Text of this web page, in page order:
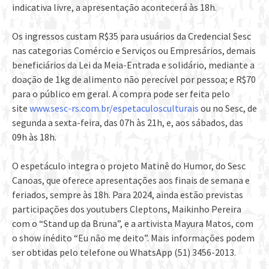
indicativa livre, a apresentação acontecerá às 18h.
Os ingressos custam R$35 para usuários da Credencial Sesc
nas categorias Comércio e Serviços ou Empresários, demais
beneficiários da Lei da Meia-Entrada e solidário, mediante a
doação de 1kg de alimento não perecível por pessoa; e R$70
para o público em geral. A compra pode ser feita pelo
site www.sesc-rs.com.br/espetaculosculturais ou no Sesc, de
segunda a sexta-feira, das 07h às 21h, e, aos sábados, das
09h às 18h.
O espetáculo integra o projeto Matinê do Humor, do Sesc
Canoas, que oferece apresentações aos finais de semana e
feriados, sempre às 18h. Para 2024, ainda estão previstas
participações dos youtubers Cleptons, Maikinho Pereira
com o “Stand up da Bruna”, e a artivista Mayura Matos, com
o show inédito “Eu não me deito”. Mais informações podem
ser obtidas pelo telefone ou WhatsApp (51) 3456-2013.